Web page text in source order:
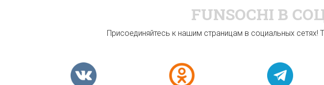
FUNSOCHI В
Присоединяйтесь к нашим страницам в социальных сетях!